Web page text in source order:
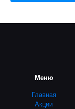
Меню
Главная
Акции